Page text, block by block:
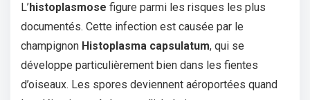
L’histoplasmose figure parmi les risques les plus
documentés. Cette infection est causée par le
champignon Histoplasma capsulatum, qui se
développe particulièrement bien dans les fientes
d’oiseaux. Les spores deviennent aéroportées quand